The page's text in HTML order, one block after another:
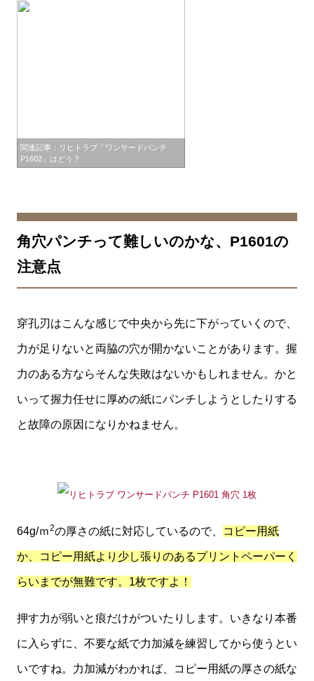
関連記事：リヒトラブ「ワンサードパンチ
P1602」はどう？
角穴パンチって難しいのかな、P1601の
注意点
穿孔刃はこんな感じで中央から先に下がっていくので、
力が足りないと両脇の穴が開かないことがあります。握
力のある方ならそんな失敗はないかもしれません。かと
いって握力任せに厚めの紙にパンチしようとしたりする
と故障の原因になりかねません。
64g/ｍ2の厚さの紙に対応しているので、 コピー用紙
か、コピー用紙より少し張りのあるプリントペーパーく
らいまでが無難です。1枚ですよ！
押す力が弱いと痕だけがついたりします。いきなり本番
に入らずに、不要な紙で力加減を練習してから使うとい
いですね。力加減がわかれば、コピー用紙の厚さの紙な